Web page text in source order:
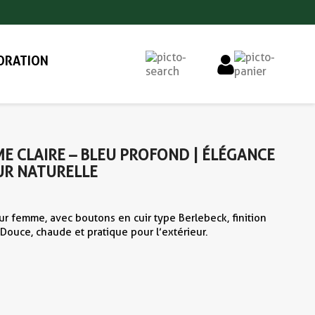
CLAIRE – BLEU PROFOND | ÉLÉGANCE
NATURELLE
femme, avec boutons en cuir type Berlebeck, finition
chaude et pratique pour l’extérieur.